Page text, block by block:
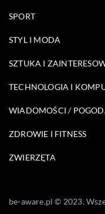
SPORT
STYL I MODA
SZTUKA I
TECHNOLOGIA I
WIADOMOŚCI /
ZDROWIE I FITNESS
ZWIERZĘTA
be-aware.pl © 2023.